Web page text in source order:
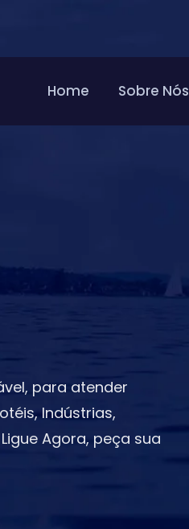
Home Sobre Nós
para atender
Indústrias,
Agora, peça sua